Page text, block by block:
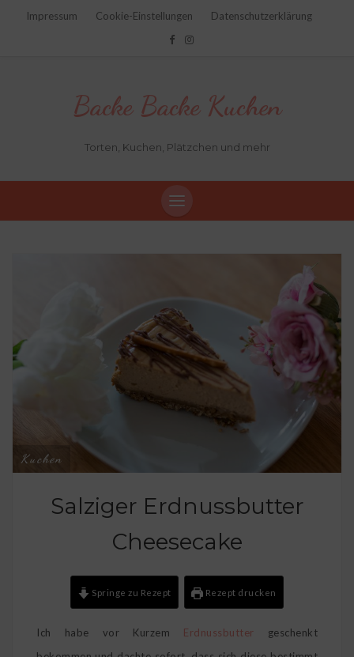
Impressum Cookie-Einstellungen Datenschutzerklärung
Backe Backe Kuchen
Torten, Kuchen, Plätzchen und mehr
Kuchen
Salziger Erdnussbutter
Cheesecake
Springe zu Rezept Rezept drucken
Ich habe vor Kurzem Erdnussbutter geschenkt